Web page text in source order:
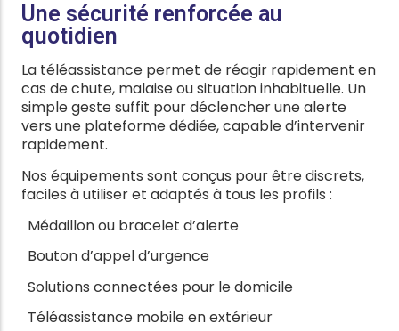
Une sécurité renforcée au
quotidien
La téléassistance permet de réagir rapidement en
cas de chute, malaise ou situation inhabituelle. Un
simple geste suffit pour déclencher une alerte
vers une plateforme dédiée, capable d’intervenir
rapidement.
Nos équipements sont conçus pour être discrets,
faciles à utiliser et adaptés à tous les profils :
Médaillon ou bracelet d’alerte
Bouton d’appel d’urgence
Solutions connectées pour le domicile
Téléassistance mobile en extérieur